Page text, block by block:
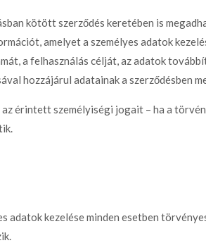
kötött szerződés keretében is
amelyet a személyes adatok
a felhasználás célját, az adatok
hozzájárul adatainak a szerződésben
érintett személyiségi jogait – ha a
adatok kezelése minden esetben